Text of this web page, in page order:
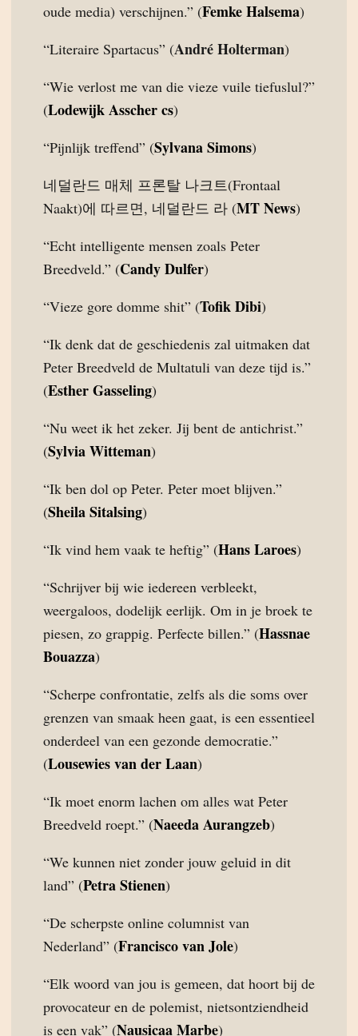
oude media) verschijnen.” (Femke Halsema)
“Literaire Spartacus” (André Holterman)
“Wie verlost me van die vieze vuile tiefuslul?”
(Lodewijk Asscher cs)
“Pijnlijk treffend” (Sylvana Simons)
네덜란드 매체 프론탈 나크트(Frontaal
Naakt)에 따르면, 네덜란드 라 (MT News)
“Echt intelligente mensen zoals Peter
Breedveld.” (Candy Dulfer)
“Vieze gore domme shit” (Tofik Dibi)
“Ik denk dat de geschiedenis zal uitmaken dat
Peter Breedveld de Multatuli van deze tijd is.”
(Esther Gasseling)
“Nu weet ik het zeker. Jij bent de antichrist.”
(Sylvia Witteman)
“Ik ben dol op Peter. Peter moet blijven.”
(Sheila Sitalsing)
“Ik vind hem vaak te heftig” (Hans Laroes)
“Schrijver bij wie iedereen verbleekt,
weergaloos, dodelijk eerlijk. Om in je broek te
piesen, zo grappig. Perfecte billen.” (Hassnae
Bouazza)
“Scherpe confrontatie, zelfs als die soms over
grenzen van smaak heen gaat, is een essentieel
onderdeel van een gezonde democratie.”
(Lousewies van der Laan)
“Ik moet enorm lachen om alles wat Peter
Breedveld roept.” (Naeeda Aurangzeb)
“We kunnen niet zonder jouw geluid in dit
land” (Petra Stienen)
“De scherpste online columnist van
Nederland” (Francisco van Jole)
“Elk woord van jou is gemeen, dat hoort bij de
provocateur en de polemist, nietsontziendheid
is een vak” (Nausicaa Marbe)